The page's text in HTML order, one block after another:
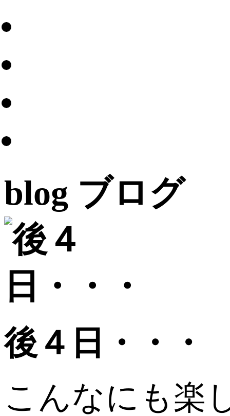
blog ブログ
後４日・・・
こんなにも楽